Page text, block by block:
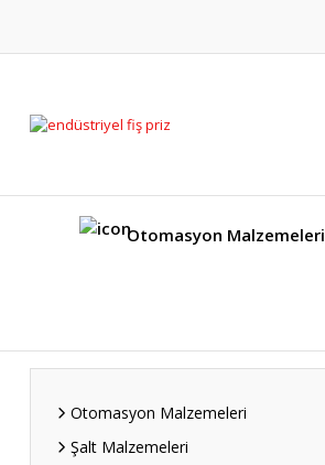
Otomasyon Malzemeleri
Otomasyon Malzemeleri
Şalt Malzemeleri